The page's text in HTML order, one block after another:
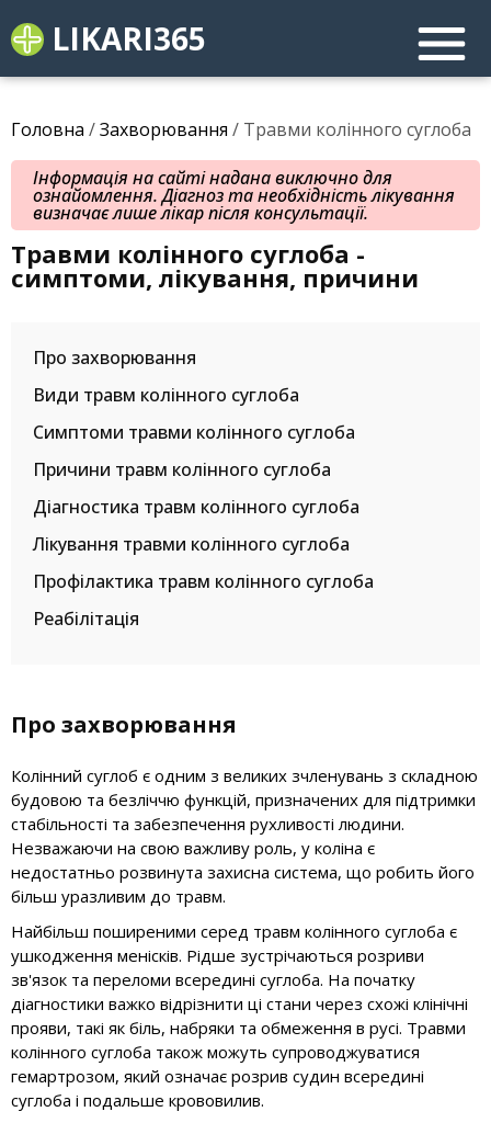
LIKARI365
Головна /Захворювання / Травми колінного суглоба
Інформація на сайті надана виключно для
ознайомлення. Діагноз та необхідність лікування
визначає лише лікар після консультації.
Травми колінного суглоба -
симптоми, лікування, причини
Про захворювання
Види травм колінного суглоба
Симптоми травми колінного суглоба
Причини травм колінного суглоба
Діагностика травм колінного суглоба
Лікування травми колінного суглоба
Профілактика травм колінного суглоба
Реабілітація
Про захворювання
Колінний суглоб є одним з великих зчленувань з складною
будовою та безліччю функцій, призначених для підтримки
стабільності та забезпечення рухливості людини.
Незважаючи на свою важливу роль, у коліна є
недостатньо розвинута захисна система, що робить його
більш уразливим до травм.
Найбільш поширеними серед травм колінного суглоба є
ушкодження менісків. Рідше зустрічаються розриви
зв'язок та переломи всередині суглоба. На початку
діагностики важко відрізнити ці стани через схожі клінічні
прояви, такі як біль, набряки та обмеження в русі. Травми
колінного суглоба також можуть супроводжуватися
гемартрозом, який означає розрив судин всередині
суглоба і подальше крововилив.